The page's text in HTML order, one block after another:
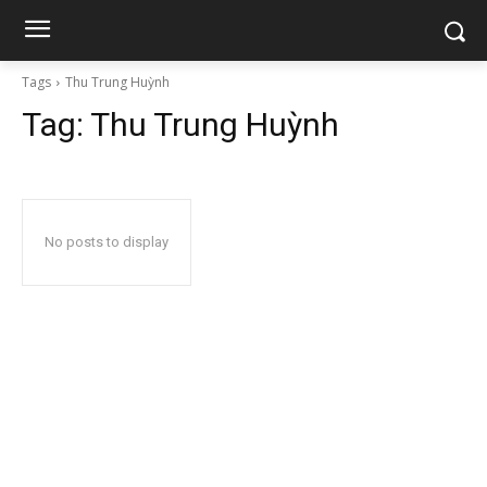
Tags Thu Trung Huỳnh
Tag: Thu Trung Huỳnh
No posts to display